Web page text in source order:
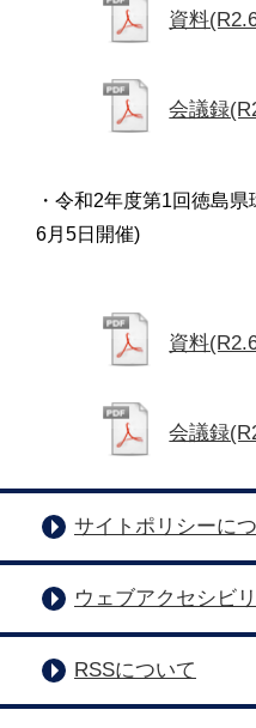
資料
会議録
・令和2年度第1回徳島
6月5日開催)
資料
会議録
サイトポリシーに
ウェブアクセシビ
RSSについて